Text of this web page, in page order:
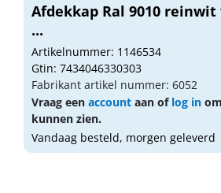
Afdekkap Ral 9010 reinwit
...
Artikelnummer: 1146534
Gtin: 7434046330303
Fabrikant artikel nummer: 6052
Vraag een account aan of log in
kunnen zien.
Vandaag besteld, morgen geleverd